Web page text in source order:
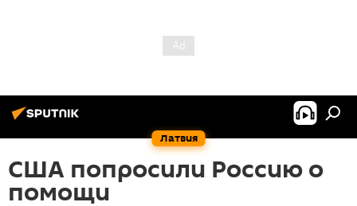
Латвия
США попросили Россию о
помощи